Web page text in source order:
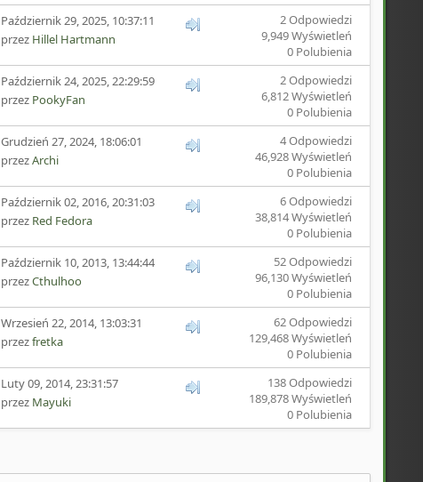
2 Odpowiedzi
9,949 Wyświetleń
0 Polubienia
Październik 29, 2025, 10:37:11
przez Hillel Hartmann
2 Odpowiedzi
6,812 Wyświetleń
0 Polubienia
Październik 24, 2025, 22:29:59
przez PookyFan
4 Odpowiedzi
46,928 Wyświetleń
0 Polubienia
Grudzień 27, 2024, 18:06:01
przezArchi
6 Odpowiedzi
38,814 Wyświetleń
0 Polubienia
Październik 02, 2016, 20:31:03
przez Red Fedora
52 Odpowiedzi
96,130 Wyświetleń
0 Polubienia
Październik 10, 2013, 13:44:44
przezCthulhoo
62 Odpowiedzi
129,468 Wyświetleń
0 Polubienia
Wrzesień 22, 2014, 13:03:31
przezfretka
138 Odpowiedzi
189,878 Wyświetleń
0 Polubienia
Luty 09, 2014, 23:31:57
przez Mayuki